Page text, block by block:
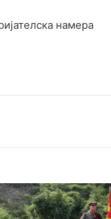
намера